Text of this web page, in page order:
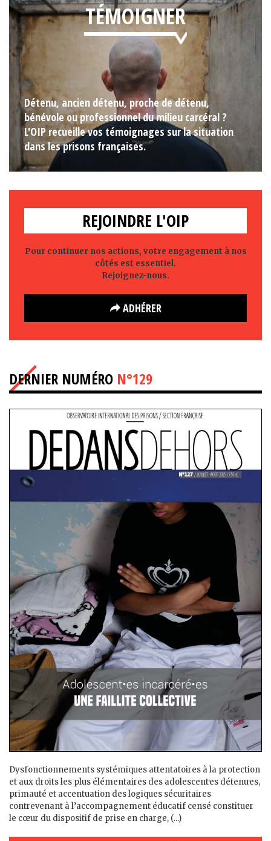
TÉMOIGNER
Détenu, ancien détenu, proche de détenu,
bénévole ou professionnel du milieu carcéral ?
L'OIP recueille vos témoignages sur la situation
dans les prisons françaises.
REJOINDRE L'OIP
Pour continuer nos actions, votre engagement à nos
côtés est essentiel.
Rejoignez-nous.
ADHÉRER
DERNIER NUMÉRO N°129
Dysfonctionnements systémiques attentatoires à la protection
et aux droits les plus élémentaires des adolescent·es détenu·es,
primauté et accentuation des logiques sécuritaires
contrevenant à l’accompagnement éducatif censé constituer
le cœur du dispositif de prise en charge, (...)